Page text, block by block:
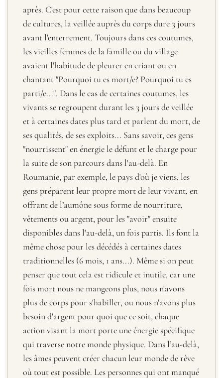
après. C'est pour cette raison que dans beaucoup
de cultures, la veillée auprès du corps dure 3 jours
avant l'enterrement. Toujours dans ces coutumes,
les vieilles femmes de la famille ou du village
avaient l'habitude de pleurer en criant ou en
chantant "Pourquoi tu es mort/e? Pourquoi tu es
parti/e...". Dans le cas de certaines coutumes, les
vivants se regroupent durant les 3 jours de veillée
et à certaines dates plus tard et parlent du mort, de
ses qualités, de ses exploits... Sans savoir, ces gens
"nourrissent" en énergie le défunt et le charge pour
la suite de son parcours dans l'au-delà. En
Roumanie, par exemple, le pays d'où je viens, les
gens préparent leur propre mort de leur vivant, en
offrant de l’aumône sous forme de nourriture,
vêtements ou argent, pour les "avoir" ensuite
disponibles dans l'au-delà, un fois partis. Ils font la
même chose pour les décédés à certaines dates
traditionnelles (6 mois, 1 ans...). Même si on peut
penser que tout cela est ridicule et inutile, car une
fois mort nous ne mangeons plus, nous n'avons
plus de corps pour s'habiller, ou nous n'avons plus
besoin d'argent pour quoi que ce soit, chaque
action visant la mort porte une énergie spécifique
qui traverse notre monde physique. Dans l’au-delà,
les âmes peuvent créer chacun leur monde de rêve
où tout est possible. Les personnes qui ont manqué